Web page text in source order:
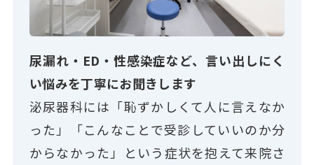
尿漏れ・ED・性感染症など、言い出しにく
い悩みを丁寧にお聞きします
泌尿器科には「恥ずかしくて人に言えなか
った」「こんなことで受診していいのか分
からなかった」という症状を抱えて来院さ